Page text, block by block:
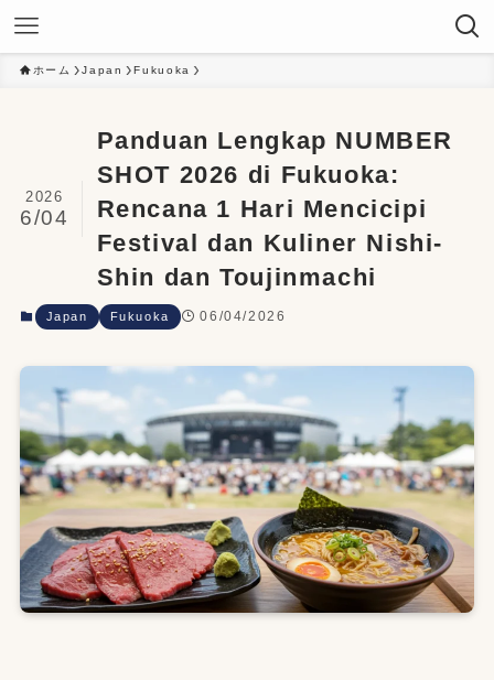
ホーム Japan Fukuoka
Panduan Lengkap NUMBER
SHOT 2026 di Fukuoka:
Rencana 1 Hari Mencicipi
Festival dan Kuliner Nishi-
Shin dan Toujinmachi
2026
6/04
Japan Fukuoka 06/04/2026